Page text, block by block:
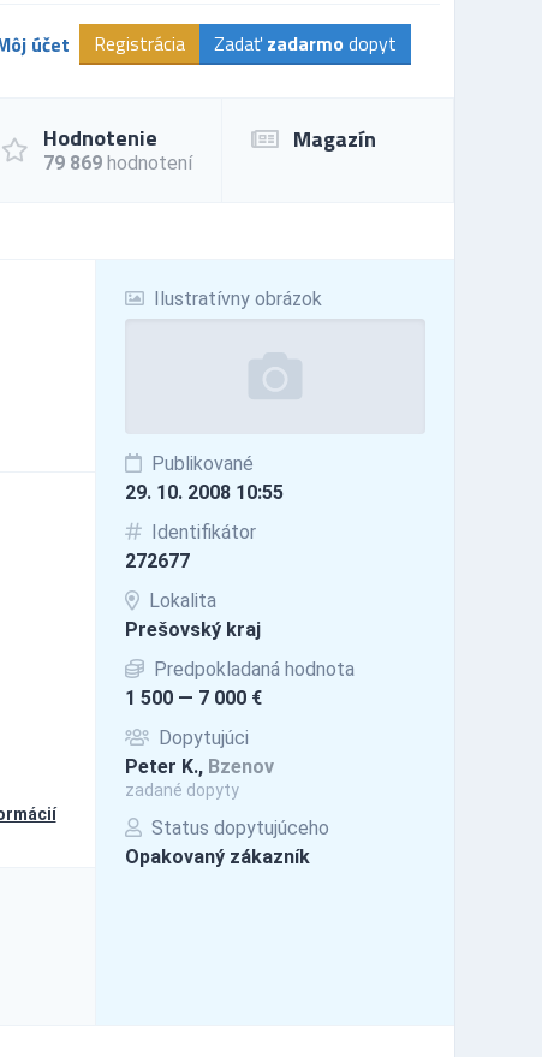
účet Registrácia Zadať zadarmo dopyt
Hodnotenie
79 869 hodnotení
Magazín
Ilustratívny obrázok
Publikované
29. 10. 2008 10:55
Identifikátor
272677
Lokalita
Prešovský kraj
Predpokladaná hodnota
1 500 — 7 000 €
Dopytujúci
Peter K., Bzenov
zadané dopyty
Status dopytujúceho
Opakovaný zákazník